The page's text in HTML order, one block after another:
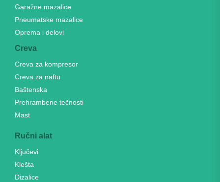
Garažne mazalice
Pneumatske mazalice
Oprema i delovi
Creva
Creva za kompresor
Creva za naftu
Baštenska
Prehrambene tečnosti
Mast
Ručni alat
Ključevi
Klešta
Dizalice